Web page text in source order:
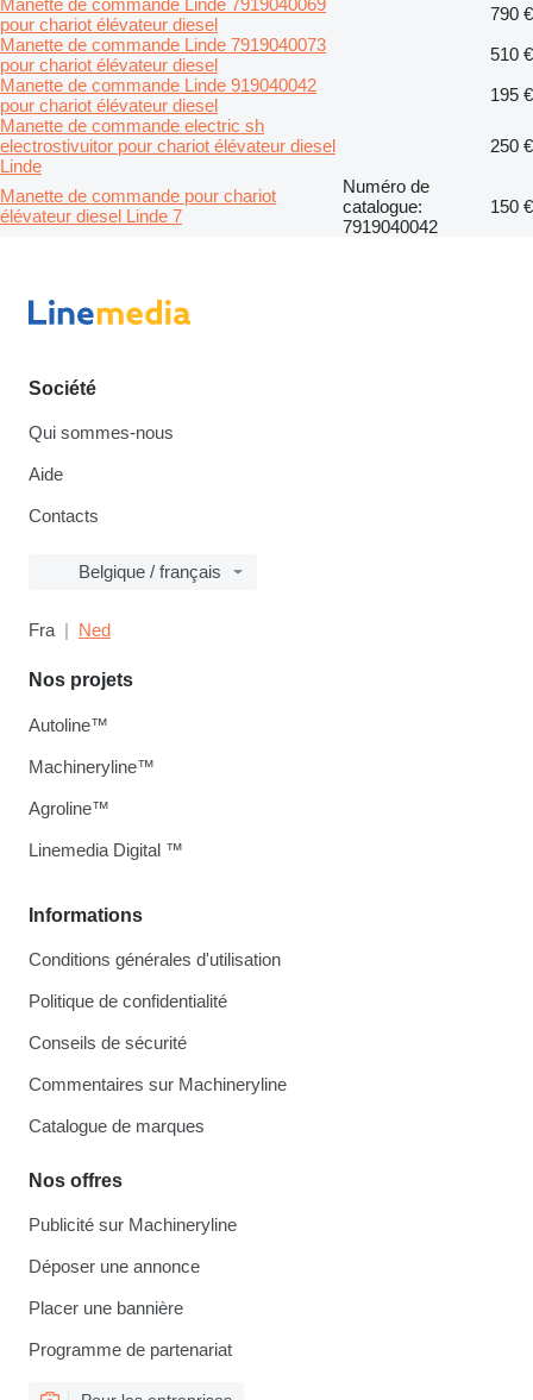
pour chariot élévateur diesel
790 €
Manette de commande Linde 7919040073
pour chariot élévateur diesel
510 €
Manette de commande Linde 919040042
pour chariot élévateur diesel
195 €
Manette de commande electric sh
electrostivuitor pour chariot élévateur diesel
Linde
250 €
Manette de commande pour chariot
élévateur diesel Linde 7
Numéro de
catalogue:
7919040042
150 €
Société
Qui sommes-nous
Aide
Contacts
Belgique / français
Fra Ned
Informations
Conditions générales d'utilisation
Politique de confidentialité
Conseils de sécurité
Commentaires sur Machineryline
Catalogue de marques
Nos offres
Publicité sur Machineryline
Déposer une annonce
Placer une bannière
Programme de partenariat
Nos projets
Autoline™
Machineryline™
Agroline™
Linemedia Digital ™